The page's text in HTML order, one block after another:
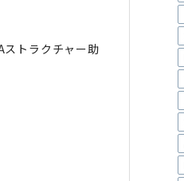
トラクチャー助